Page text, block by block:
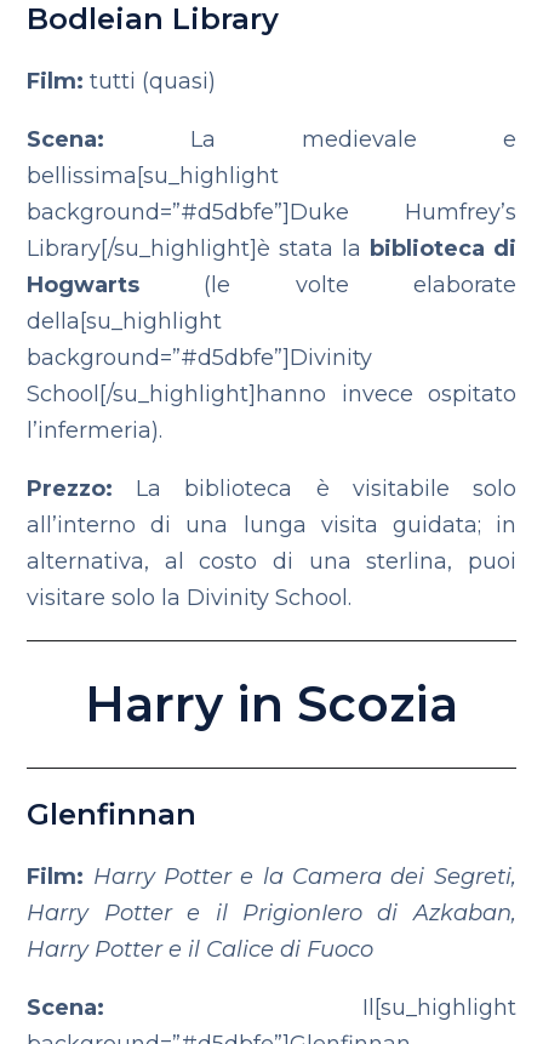
Bodleian Library
Film: tutti (quasi)
Scena: La medievale e
bellissima[su_highlight
background=”#d5dbfe”]Duke Humfrey’s
Library[/su_highlight]è stata la biblioteca di
Hogwarts (le volte elaborate
della[su_highlight
background=”#d5dbfe”]Divinity
School[/su_highlight]hanno invece ospitato
l’infermeria).
Prezzo: La biblioteca è visitabile solo
all’interno di una lunga visita guidata; in
alternativa, al costo di una sterlina, puoi
visitare solo la Divinity School.
Harry in Scozia
Glenfinnan
Film: Harry Potter e la Camera dei Segreti,
Harry Potter e il PrigionIero di Azkaban,
Harry Potter e il Calice di Fuoco
Scena: Il[su_highlight